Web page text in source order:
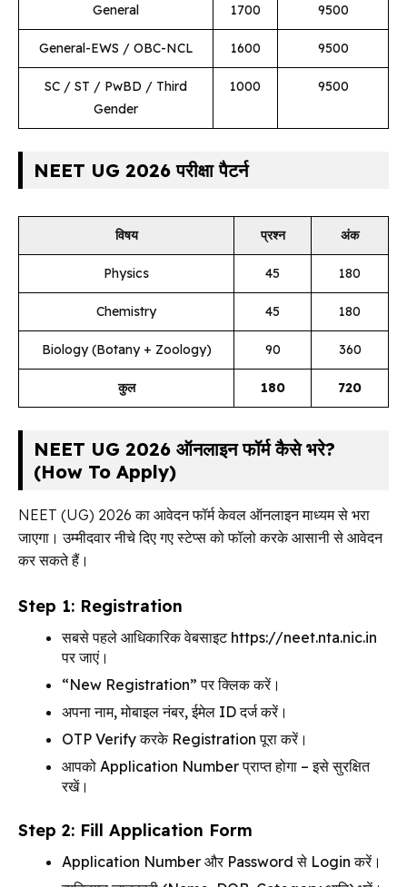
General ₹1700 ₹9500
General-EWS / OBC-NCL ₹1600 ₹9500
SC / ST / PwBD / Third
Gender
₹1000 ₹9500
NEET UG 2026 परीक्षा पैटर्न
विषय प्रश्न अंक
Physics 45 180
Chemistry 45 180
Biology (Botany + Zoology) 90 360
कुल 180 720
NEET UG 2026 ऑनलाइन फॉर्म कैसे भरे?
(How To Apply)
NEET (UG) 2026 का आवेदन फॉर्म केवल ऑनलाइन माध्यम से भरा
जाएगा। उम्मीदवार नीचे दिए गए स्टेप्स को फॉलो करके आसानी से आवेदन
कर सकते हैं।
Step 1: Registration
सबसे पहले आधिकारिक वेबसाइट https://neet.nta.nic.in
पर जाएं।
“New Registration” पर क्लिक करें।
अपना नाम, मोबाइल नंबर, ईमेल ID दर्ज करें।
OTP Verify करके Registration पूरा करें।
आपको Application Number प्राप्त होगा – इसे सुरक्षित
रखें।
Step 2: Fill Application Form
Application Number और Password से Login करें।